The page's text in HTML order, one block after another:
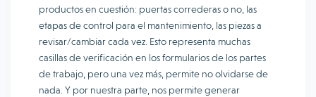
productos en cuestión: puertas correderas o no, las
etapas de control para el mantenimiento, las piezas a
revisar/cambiar cada vez. Esto representa muchas
casillas de verificación en los formularios de los partes
de trabajo, pero una vez más, permite no olvidarse de
nada. Y por nuestra parte, nos permite generar